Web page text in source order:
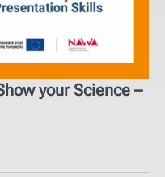
your Science –